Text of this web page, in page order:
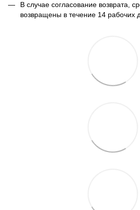
В случае согласование возврата,
возвращены в течение 14 рабочих